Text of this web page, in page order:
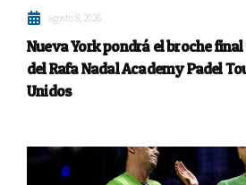
agosto 8, 2026
Nueva York pondrá el broche
del Rafa Nadal Academy Padel
Unidos